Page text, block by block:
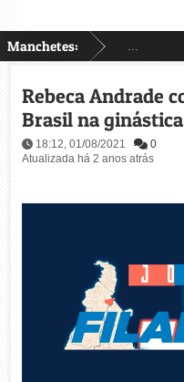
Manchetes:
Rebeca Andrade
Brasil na
18:12, 01/08/2021
0
Atualizada há 2 anos atrás